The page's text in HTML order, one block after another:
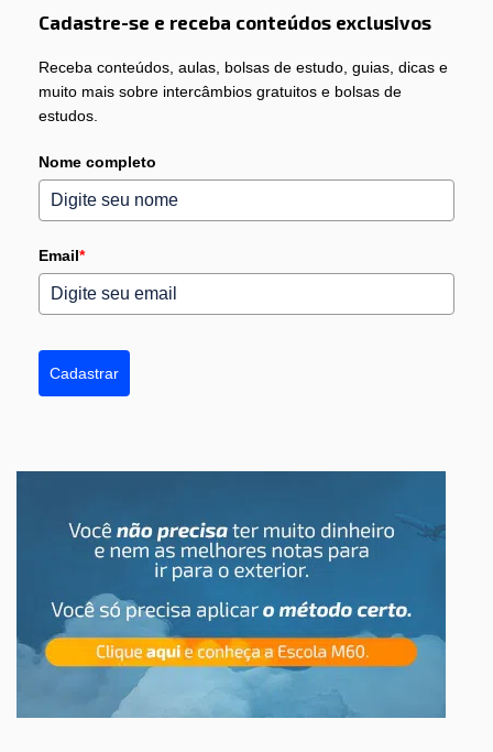
Cadastre-se e receba conteúdos exclusivos
Receba conteúdos, aulas, bolsas de estudo, guias, dicas e
muito mais sobre intercâmbios gratuitos e bolsas de
estudos.
Nome completo
Email*
Cadastrar